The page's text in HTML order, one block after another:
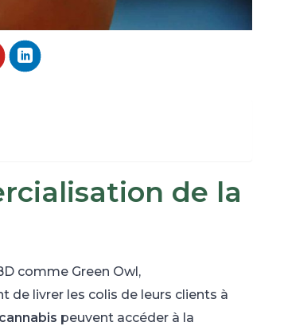
de la
comme Green Owl,
de livrer les colis de leurs clients à
cannabis peuvent accéder à la